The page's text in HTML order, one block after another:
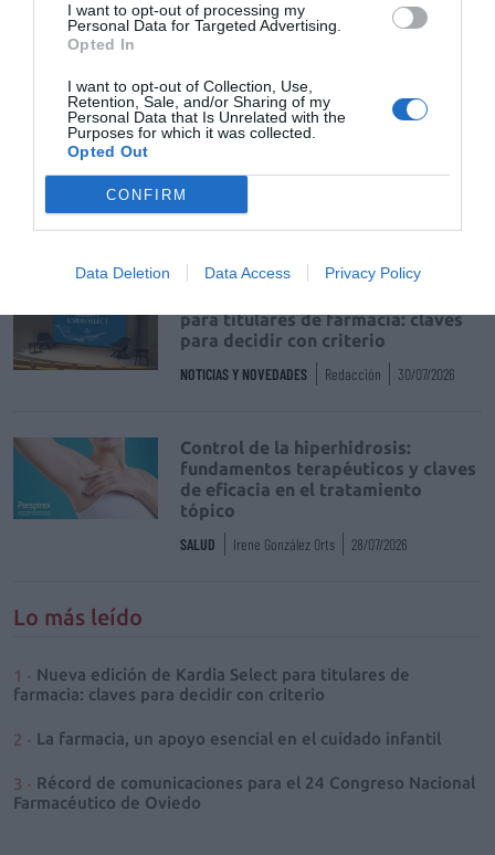
I want to opt-out of processing my
Personal Data for Targeted Advertising.
Opted In
I want to opt-out of Collection, Use,
Retention, Sale, and/or Sharing of my
Personal Data that Is Unrelated with the
Purposes for which it was collected.
Opted Out
CONFIRM
Data Deletion Data Access Privacy Policy
Récord de comunicaciones para el
24 Congreso Nacional
NOTICIAS Y NOVEDADES
el cuidado infantil
NOTICIAS Y NOVEDADES
para titulares de farmacia: claves
para decidir con criterio
NOTICIAS Y NOVEDADES Redacción 30/07/2026
Control de la hiperhidrosis:
fundamentos terapéuticos y claves
de eficacia en el tratamiento
tópico
SALUD Irene González Orts 28/07/2026
Lo más leído
Nueva edición de Kardia Select para titulares de
farmacia: claves para decidir con criterio
La farmacia, un apoyo esencial en el cuidado infantil
Récord de comunicaciones para el 24 Congreso Nacional
Farmacéutico de Oviedo